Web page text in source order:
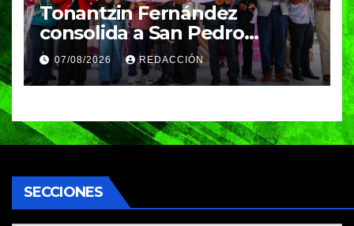
Tonantzin Fernández
consolida a San Pedro
Cholula como referente en
turismo inteligente
07/08/2026 REDACCIÓN
SECCIONES